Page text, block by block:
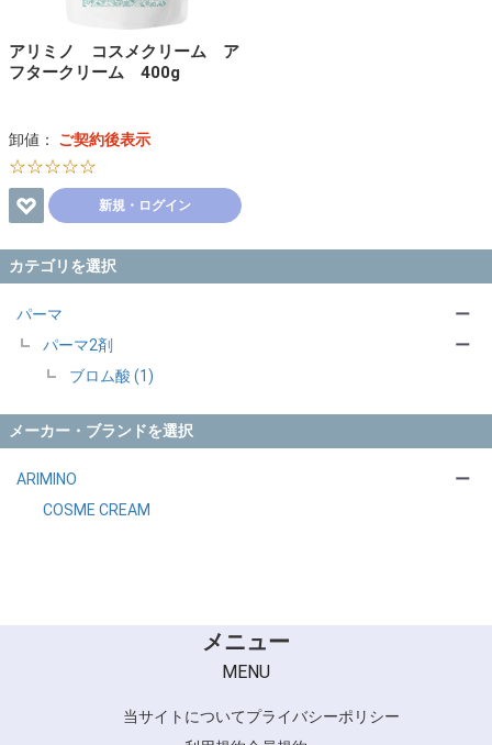
カテゴリを選択
パーマ
パーマ2剤
ブロム酸 (1)
ー
ー
メーカー・ブランドを選択
ARIMINO
COSME CREAM
ー
アリミノ コスメクリーム ア
フタークリーム 400g
卸値： ご契約後表示
☆☆☆☆☆
新規・ログイン
メニュー
MENU
当サイトについてプライバシーポリシー